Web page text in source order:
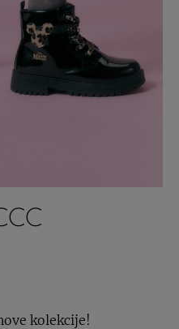
kolekcije!